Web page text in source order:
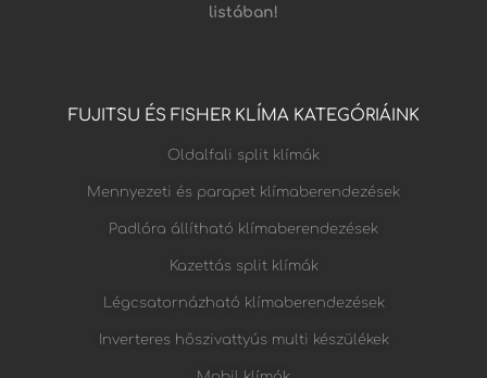
listában!
FUJITSU ÉS FISHER KLÍMA KATEGÓRIÁINK
Oldalfali split klímák
Mennyezeti és parapet klímaberendezések
Padlóra állítható klímaberendezések
Kazettás split klímák
Légcsatornázható klímaberendezések
Inverteres hőszivattyús multi készülékek